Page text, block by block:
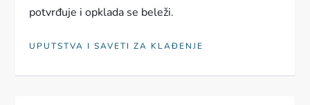
potvrđuje i opklada se beleži.
UPUTSTVA I SAVETI ZA KLAĐENJE